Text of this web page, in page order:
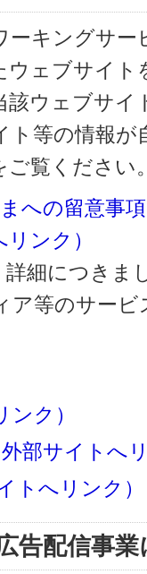
キングサー
ウェブサイ
該ウェブサイ
ト等の情報
ご覧ください
への留意事
ンク）
細につきま
ア等のサー
ンク）
部サイトへ
トへリンク）
告配信事